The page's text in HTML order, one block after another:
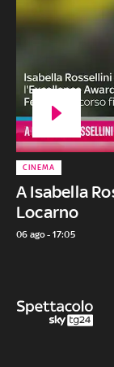
A Isabella
Locarno
CINEMA
06 ago - 17:05